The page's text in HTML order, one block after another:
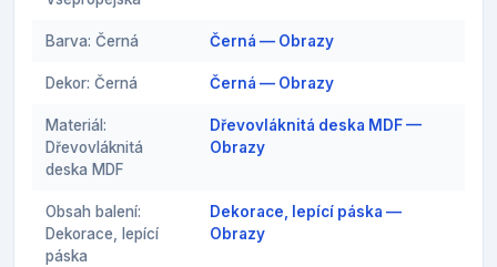
Barva: Černá Černá — Obrazy
Dekor: Černá Černá — Obrazy
Materiál:
Dřevovláknitá
deska MDF
Dřevovláknitá deska MDF —
Obrazy
Obsah balení:
Dekorace, lepící
páska
Dekorace, lepící páska —
Obrazy